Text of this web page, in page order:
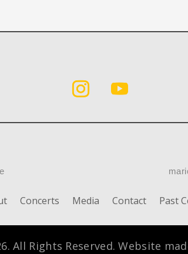
Concerts Media Contact Past
All Rights Reserved. Website